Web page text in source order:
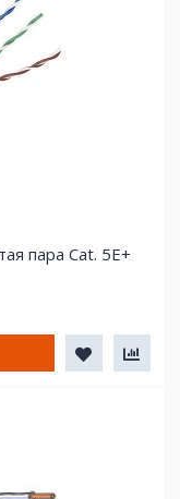
пара Cat. 5E+